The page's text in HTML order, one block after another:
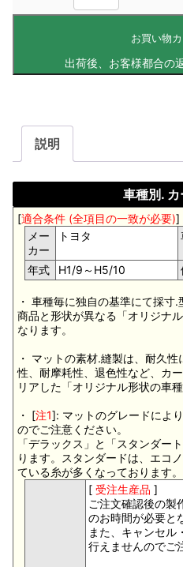
お買い物
説明
車種別. カ
[適合条件 (全項目の一致が必要)]
メー
カー
トヨタ
年式 H1/9～H5/10
・ 車種毎に独自の基準にて採寸
商品と形状が異なる「オリジナ
なります。
・ マットの素材.縫製は、耐久
性、耐摩耗性、退色性など、カ
リアした「オリジナル形状の車
・ [注1]: マットのグレードによ
のでご注意ください。
「デラックス」と「スタンダー
ります。スタンダードは、エコ
ている糸が多くなっております。
[ 受注生産品 ]
ご注文確認後の製
のお時間が必要と
また、キャンセル
行えませんのでご